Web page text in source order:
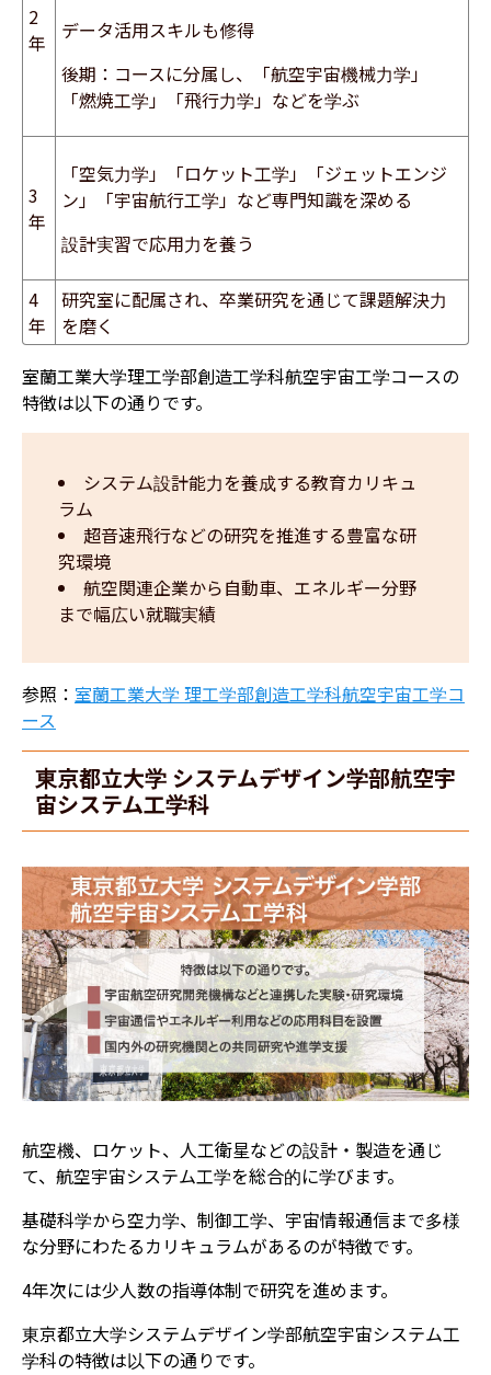
2
年
データ活用スキルも修得
後期：コースに分属し、「航空宇宙機械力学」
「燃焼工学」「飛行力学」などを学ぶ
3
年
「空気力学」「ロケット工学」「ジェットエンジ
ン」「宇宙航行工学」など専門知識を深める
設計実習で応用力を養う
4
年
研究室に配属され、卒業研究を通じて課題解決力
を磨く
室蘭工業大学理工学部創造工学科航空宇宙工学コースの
特徴は以下の通りです。
システム設計能力を養成する教育カリキュ
ラム
超音速飛行などの研究を推進する豊富な研
究環境
航空関連企業から自動車、エネルギー分野
まで幅広い就職実績
参照： 室蘭工業大学 理工学部創造工学科航空宇宙工学コ
ース
東京都立大学 システムデザイン学部航空宇
宙システム工学科
航空機、ロケット、人工衛星などの設計・製造を通じ
て、航空宇宙システム工学を総合的に学びます。
基礎科学から空力学、制御工学、宇宙情報通信まで多様
な分野にわたるカリキュラムがあるのが特徴です。
4年次には少人数の指導体制で研究を進めます。
東京都立大学システムデザイン学部航空宇宙システム工
学科の特徴は以下の通りです。